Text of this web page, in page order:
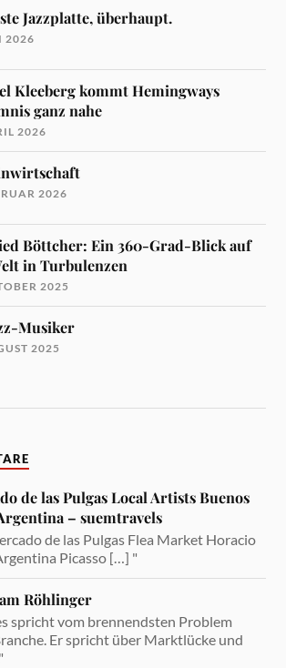
Jazzplatte, überhaupt.
2026
Kleeberg kommt Hemingways
ganz nahe
2026
2026
Böttcher: Ein 360-Grad-Blick auf
in Turbulenzen
2025
Musiker
2025
de las Pulgas Local Artists Buenos
– suemtravels
de las Pulgas Flea Market Horacio
Picasso […] "
Röhlinger
spricht vom brennendsten Problem
Er spricht über Marktlücke und